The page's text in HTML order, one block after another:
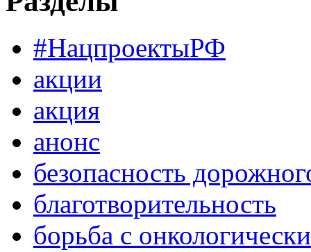
#НацпроектыРФ
акции
акция
анонс
безопасность
благотворительность
борьба с